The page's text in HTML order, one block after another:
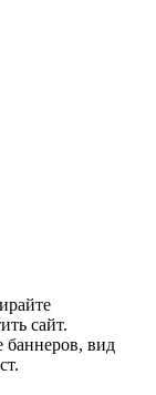
сайт.
баннеров, вид